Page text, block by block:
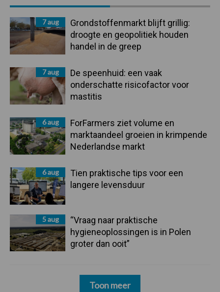
Sidebar
7 aug
Grondstoffenmarkt blijft grillig:
droogte en geopolitiek houden
handel in de greep
7 aug
De speenhuid: een vaak
onderschatte risicofactor voor
mastitis
6 aug
ForFarmers ziet volume en
marktaandeel groeien in krimpende
Nederlandse markt
6 aug
Tien praktische tips voor een
langere levensduur
5 aug
“Vraag naar praktische
hygieneoplossingen is in Polen
groter dan ooit”
Toon meer